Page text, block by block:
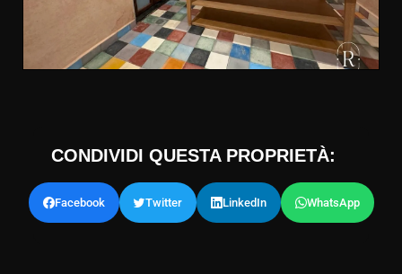
CONDIVIDI QUESTA PROPRIETÀ:
Facebook Twitter LinkedIn WhatsApp